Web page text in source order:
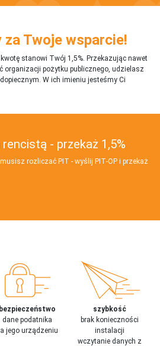
za Twoje wsparcie!
stanowi Twój 1,5%. Przekazując nawet
organizacji pożytku publicznego, udzielasz
W ich imieniu jesteśmy Ci
- przekaż 1,5%
rozliczać PIT - wyślij PIT‑OP i przekaż
bezpieczeństwo
dane podatnika
jego urządzeniu
szybkość
brak konieczności
instalacji
wczytanie danych z